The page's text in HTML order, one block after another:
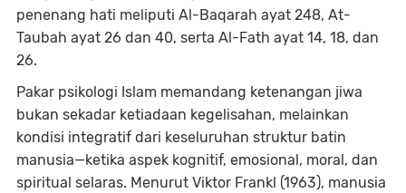
penenang hati meliputi Al-Baqarah ayat 248, At-
Taubah ayat 26 dan 40, serta Al-Fath ayat 14, 18, dan
26.
Pakar psikologi Islam memandang ketenangan jiwa
bukan sekadar ketiadaan kegelisahan, melainkan
kondisi integratif dari keseluruhan struktur batin
manusia—ketika aspek kognitif, emosional, moral, dan
spiritual selaras. Menurut Viktor Frankl (1963), manusia